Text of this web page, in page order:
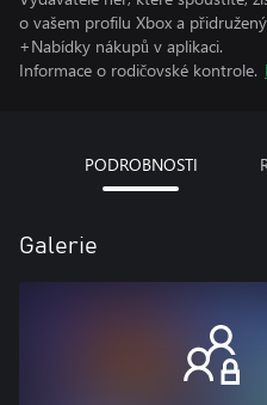
o vašem profilu Xbox a
+Nabídky nákupů v aplikaci.
Informace o rodičovské kontrole.
PODROBNOSTI
Galerie